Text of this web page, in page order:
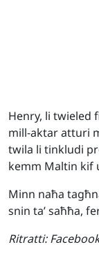
Henry, li twieled
mill-aktar atturi
twila li tinkludi
kemm Maltin kif
Minn naħa
snin ta’ saħħa,
Ritratti: